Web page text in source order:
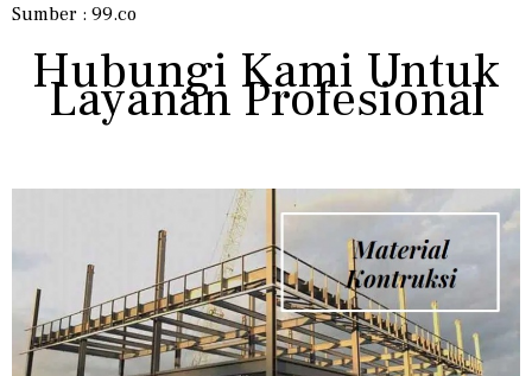
Sumber : 99.co
Hubungi Kami Untuk
Layanan Profesional